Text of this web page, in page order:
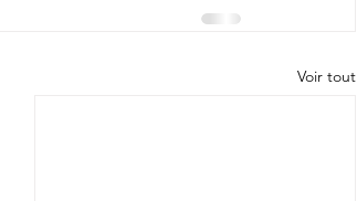
Voir tout